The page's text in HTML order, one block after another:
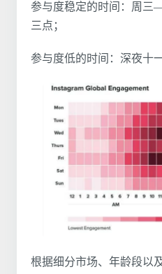
参与度稳定的时间：周三
三点；
参与度低的时间：深夜十
根据细分市场、年龄段以